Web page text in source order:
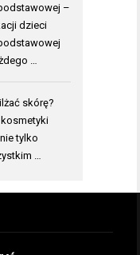
–
dzieci
…
skórę?
tylko
…